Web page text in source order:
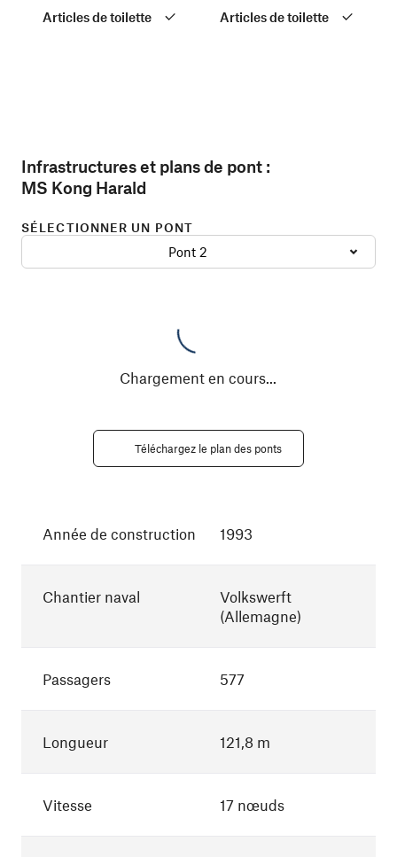
Articles de toilette Articles de toilette
Infrastructures et plans de pont :
MS Kong Harald
SÉLECTIONNER UN PONT
Pont 2
Chargement en cours
Téléchargez le plan des ponts
Année de construction 1993
Chantier naval
Volkswerft
(Allemagne)
Passagers 577
Longueur 121,8 m
Vitesse 17 nœuds